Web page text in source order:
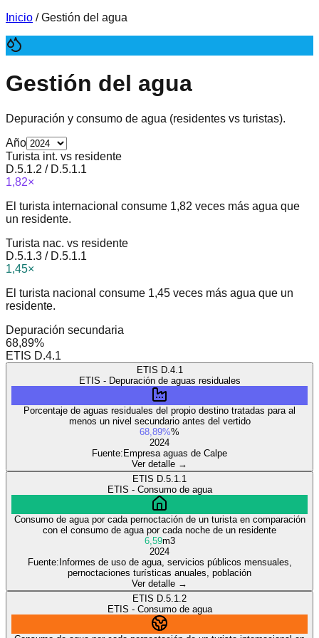
Inicio / Gestión del agua
Gestión del agua
Depuración y consumo de agua (residentes vs turistas).
Año
Turista int. vs residente
D.5.1.2 / D.5.1.1
1,82×
El turista internacional consume 1,82 veces más agua que
un residente.
Turista nac. vs residente
D.5.1.3 / D.5.1.1
1,45×
El turista nacional consume 1,45 veces más agua que un
residente.
Depuración secundaria
68,89%
ETIS D.4.1
ETIS D.4.1
ETIS - Depuración de aguas residuales
Porcentaje de aguas residuales del propio destino tratadas para al
menos un nivel secundario antes del vertido
68,89%%
2024
Fuente: Empresa aguas de Calpe
Ver detalle →
ETIS D.5.1.1
ETIS - Consumo de agua
Consumo de agua por cada pernoctación de un turista en comparación
con el consumo de agua por cada noche de un residente
6,59m3
2024
Fuente: Informes de uso de agua, servicios públicos mensuales,
pernoctaciones turísticas anuales, población
Ver detalle →
ETIS D.5.1.2
ETIS - Consumo de agua